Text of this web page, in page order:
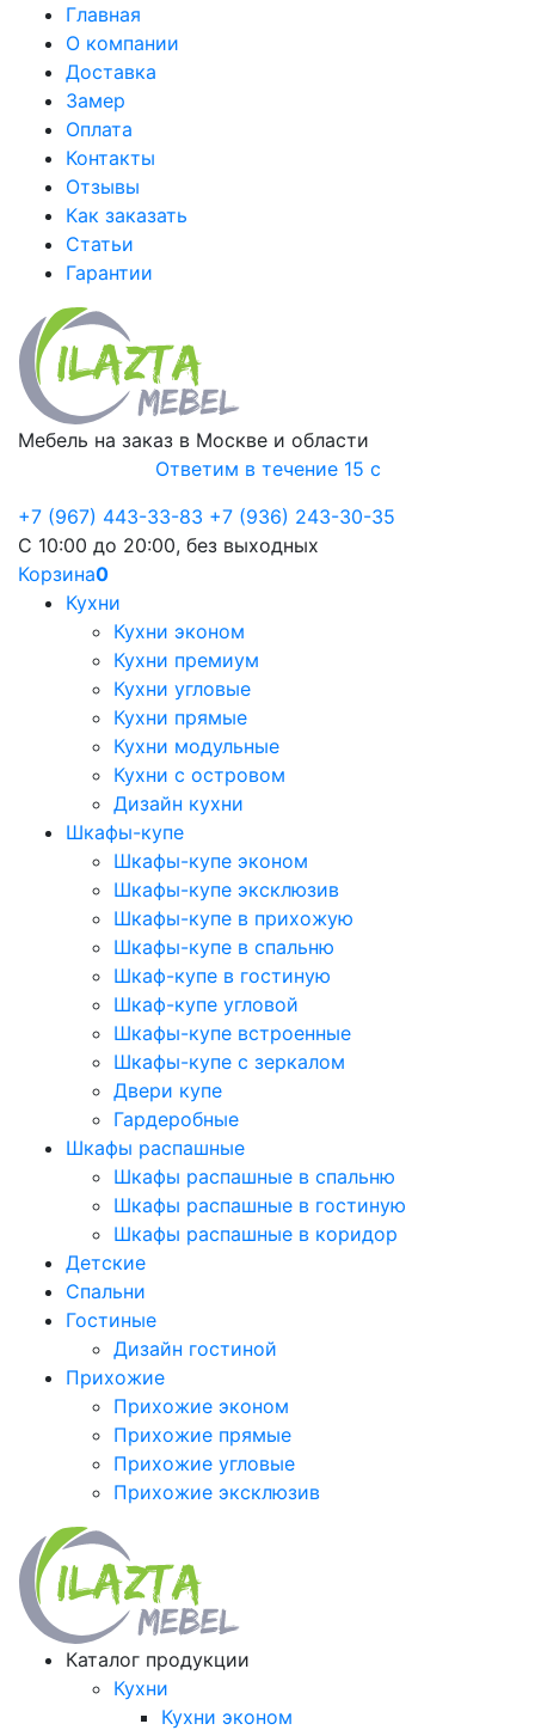
Главная
О компании
Доставка
Замер
Оплата
Контакты
Отзывы
Как заказать
Статьи
Гарантии
Мебель на заказ в Москве и области
Ответим в течение 15 с
+7 (967) 443-33-83 +7 (936) 243-30-35
С 10:00 до 20:00, без выходных
Корзина0
Кухни
Кухни эконом
Кухни премиум
Кухни угловые
Кухни прямые
Кухни модульные
Кухни с островом
Дизайн кухни
Шкафы-купе
Шкафы-купе эконом
Шкафы-купе эксклюзив
Шкафы-купе в прихожую
Шкафы-купе в спальню
Шкаф-купе в гостиную
Шкаф-купе угловой
Шкафы-купе встроенные
Шкафы-купе с зеркалом
Двери купе
Гардеробные
Шкафы распашные
Шкафы распашные в спальню
Шкафы распашные в гостиную
Шкафы распашные в коридор
Детские
Спальни
Гостиные
Дизайн гостиной
Прихожие
Прихожие эконом
Прихожие прямые
Прихожие угловые
Прихожие эксклюзив
Каталог продукции
Кухни
Кухни эконом